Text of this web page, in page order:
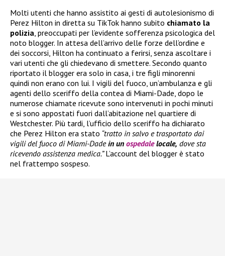
Molti utenti che hanno assistito ai gesti di autolesionismo di
Perez Hilton in diretta su TikTok hanno subito chiamato la
polizia , preoccupati per l’evidente sofferenza psicologica del
noto blogger. In attesa dell’arrivo delle forze dell’ordine e
dei soccorsi, Hilton ha continuato a ferirsi, senza ascoltare i
vari utenti che gli chiedevano di smettere. Secondo quanto
riportato il blogger era solo in casa, i tre figli minorenni
quindi non erano con lui. I vigili del fuoco, un’ambulanza e gli
agenti dello sceriffo della contea di Miami-Dade, dopo le
numerose chiamate ricevute sono intervenuti in pochi minuti
e si sono appostati fuori dall’abitazione nel quartiere di
Westchester. Più tardi, l’ufficio dello sceriffo ha dichiarato
che Perez Hilton era stato “tratto in salvo e trasportato dai
vigili del fuoco di Miami-Dadein un ospedalelocale, dove sta
ricevendo assistenza medica.”L’account del blogger è stato
nel frattempo sospeso.